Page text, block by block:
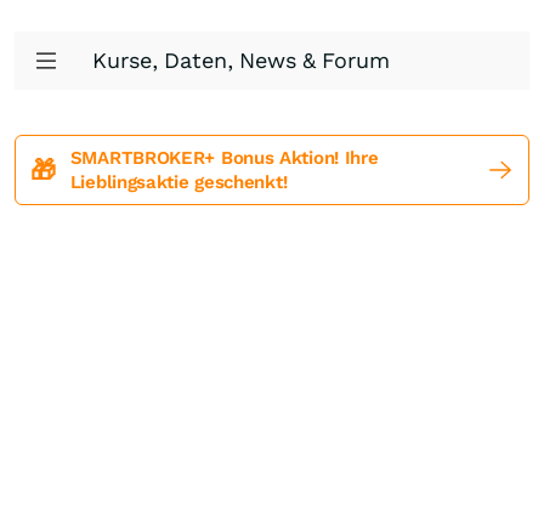
Kurse, Daten, News & Forum
🎁
SMARTBROKER+ Bonus Aktion! Ihre
Lieblingsaktie geschenkt!